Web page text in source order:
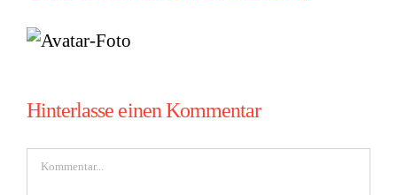
Hinterlasse einen Kommentar
Kommentar